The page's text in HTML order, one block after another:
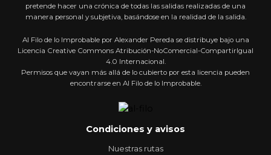
pretende hacer una crónica de todas las salidas realizadas de una
manera personal y subjetiva, basándose en la realidad de la salida.
Al Filo de lo Improbable por Alexander Pereda se distribuye bajo una
Licencia Creative Commons Atribución-NoComercial-CompartirIgual
4.0 Internacional.
Permisos que vayan más allá de lo cubierto por esta licencia pueden
encontrarse en Al Filo de lo Improbable.
Condiciones y avisos
Nuestras rutas